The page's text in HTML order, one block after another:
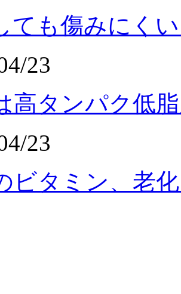
ても傷みにく
23
高タンパク低
23
ビタミン、老